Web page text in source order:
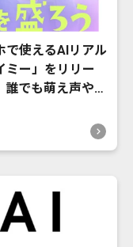
で使えるAIリアル
ミー」をリリー
でも萌え声やイ